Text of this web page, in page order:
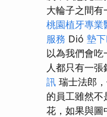
大輪子之間有
桃園植牙專業
服務 Dió 墊
以為我們會吃
人都只有一張
訊 瑞士法郎
的員工雖然不
花，如果與圖